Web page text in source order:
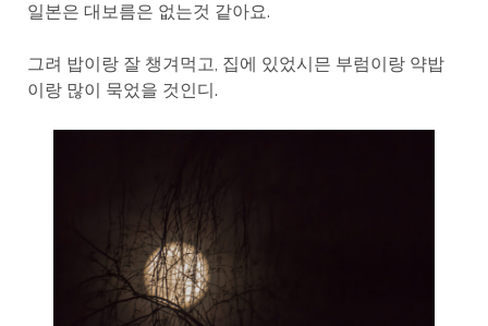
일본은 대보름은 없는것 같아요.
그려 밥이랑 잘 챙겨먹고, 집에 있었시믄 부럼이랑 약밥
이랑 많이 묵었을 것인디.